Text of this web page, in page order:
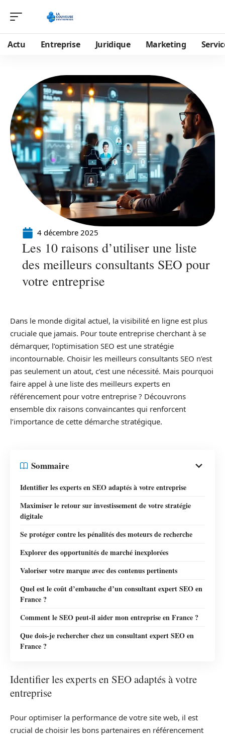
Actu Entreprise Juridique Marketing
4 décembre 2025
Les 10 raisons d’utiliser une liste
des meilleurs consultants SEO pour
votre entreprise
Dans le monde digital actuel, la visibilité en ligne est plus
cruciale que jamais. Pour toute entreprise cherchant à se
démarquer, l’optimisation SEO est une stratégie
incontournable. Choisir les meilleurs consultants SEO n’est
pas seulement un atout, c’est une nécessité. Mais pourquoi
faire appel à une liste des meilleurs experts en
référencement pour votre entreprise ? Découvrons
ensemble dix raisons convaincantes qui renforcent
l’importance de cette démarche stratégique.
Sommaire
Identifier les experts en SEO adaptés à votre entreprise
Maximiser le retour sur investissement de votre stratégie
digitale
Se protéger contre les pénalités des moteurs de recherche
Explorer des opportunités de marché inexplorées
Valoriser votre marque avec des contenus pertinents
Quel est le coût d’embauche d’un consultant expert SEO en
France ?
Comment le SEO peut-il aider mon entreprise en France ?
Que dois-je rechercher chez un consultant expert SEO en
France ?
Identifier les experts en SEO adaptés à votre
entreprise
Pour optimiser la performance de votre site web, il est
crucial de choisir les bons partenaires en référencement